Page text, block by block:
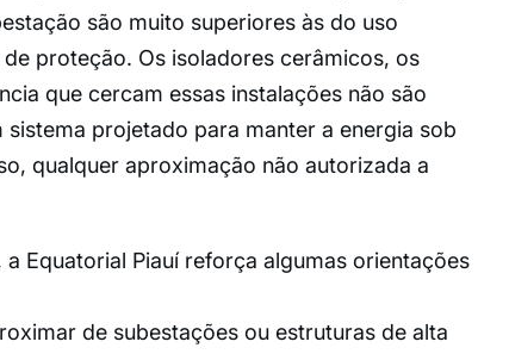
são muito superiores às do uso
proteção. Os isoladores cerâmicos, os
que cercam essas instalações não são
projetado para manter a energia sob
qualquer aproximação não autorizada a
Equatorial Piauí reforça algumas orientações
de subestações ou estruturas de alta